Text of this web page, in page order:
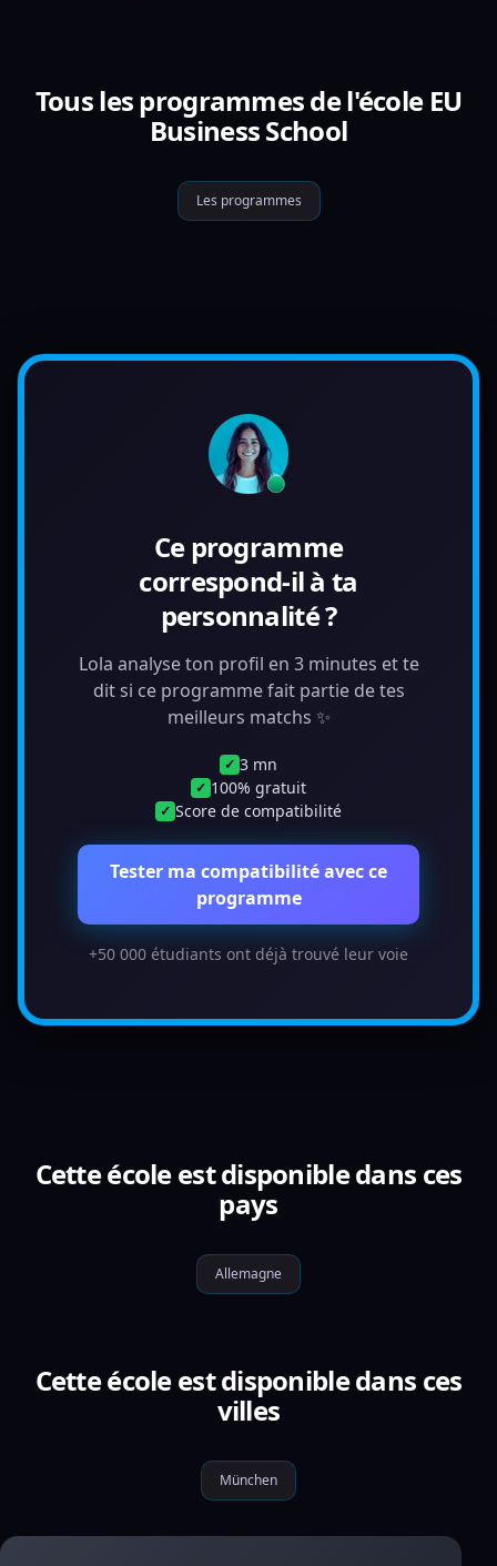
Tous les programmes de l'école EU
Business School
Les programmes
Ce programme
correspond-il à ta
personnalité ?
Lola analyse ton profil en 3 minutes et te
dit si ce programme fait partie de tes
meilleurs matchs ✨
✓ 3 mn
✓ 100% gratuit
✓ Score de compatibilité
Tester ma compatibilité avec ce
programme
+50 000 étudiants ont déjà trouvé leur voie
Cette école est disponible dans ces
pays
Allemagne
Cette école est disponible dans ces
villes
München